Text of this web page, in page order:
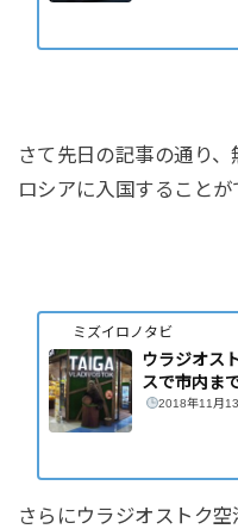
さて先日の記事の通り
ロシアに入国することが
ミズイロノタビ
ウラジオス
スで市内ま
2018年11月
さらにウラジオストク